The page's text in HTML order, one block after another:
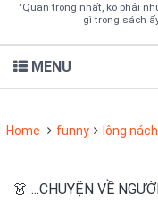
"Quan trọng nhất, ko phải
gì trong sách
MENU
Home funny lông nách
👗 ...CHUYỆN VỀ